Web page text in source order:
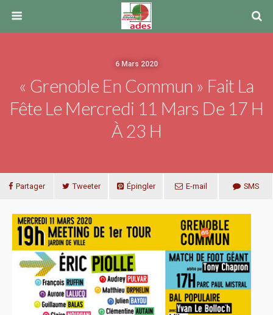
6 Mars 2020
« Grenoble En Commun » Fait La
Fête Le Mercredi 11 Mars De 17 H
À 23 H
Partager Tweeter Épingler E-mail SMS